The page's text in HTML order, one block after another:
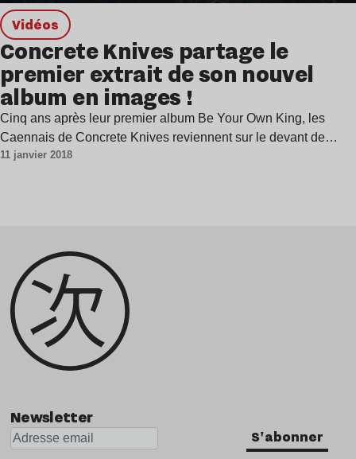
Vidéos
Concrete Knives partage le
premier extrait de son nouvel
album en images !
Cinq ans après leur premier album Be Your Own King, les
Caennais de Concrete Knives reviennent sur le devant de…
11 janvier 2018
Newsletter
S'abonner